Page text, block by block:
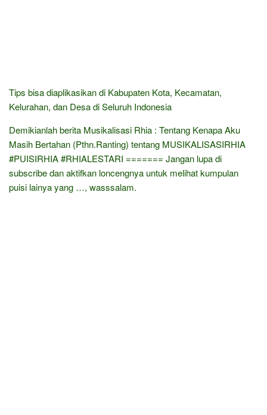
Tips bisa diaplikasikan di Kabupaten Kota, Kecamatan,
Kelurahan, dan Desa di Seluruh Indonesia
Demikianlah berita Musikalisasi Rhia : Tentang Kenapa Aku
Masih Bertahan (Pthn.Ranting) tentang MUSIKALISASIRHIA​
#PUISIRHIA​ #RHIALESTARI​ ======= Jangan lupa di
subscribe dan aktifkan loncengnya untuk melihat kumpulan
puisi lainya yang …, wasssalam.